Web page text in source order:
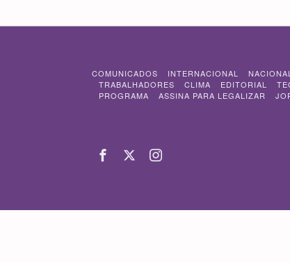
COMUNICADOS INTERNACIONAL
TRABALHADORES
CLIMA EDITORIAL
PROGRAMA
ASSINA PARA LEGALIZAR